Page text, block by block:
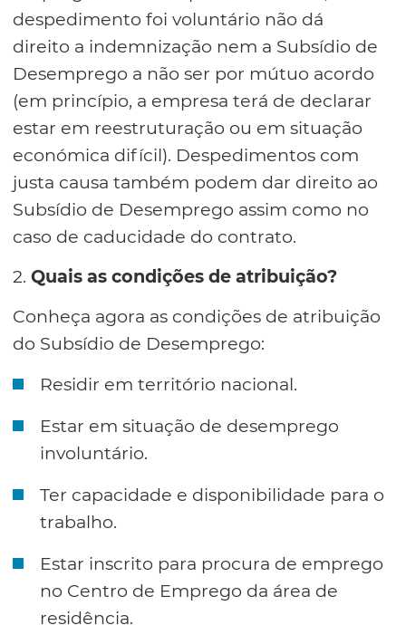
despedimento foi voluntário não dá
direito a indemnização nem a Subsídio de
Desemprego a não ser por mútuo acordo
(em princípio, a empresa terá de declarar
estar em reestruturação ou em situação
económica difícil). Despedimentos com
justa causa também podem dar direito ao
Subsídio de Desemprego assim como no
caso de caducidade do contrato.
2. Quais as condições de atribuição?
Conheça agora as condições de atribuição
do Subsídio de Desemprego:
Residir em território nacional.
Estar em situação de desemprego
involuntário.
Ter capacidade e disponibilidade para o
trabalho.
Estar inscrito para procura de emprego
no Centro de Emprego da área de
residência.